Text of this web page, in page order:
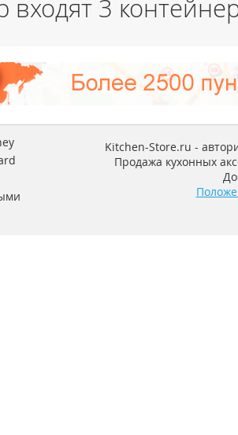
входят 3
Kitchen-Store.ru -
Продажа кухонных